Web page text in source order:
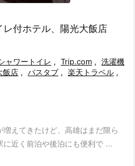
付ホテル、陽光大飯店
ャワートイレ , Trip.com , 洗濯機
飯店 , バスタブ , 楽天トラベル ,
えてきたけど、高雄はまだ限ら
近く前泊や後泊にも便利で ...